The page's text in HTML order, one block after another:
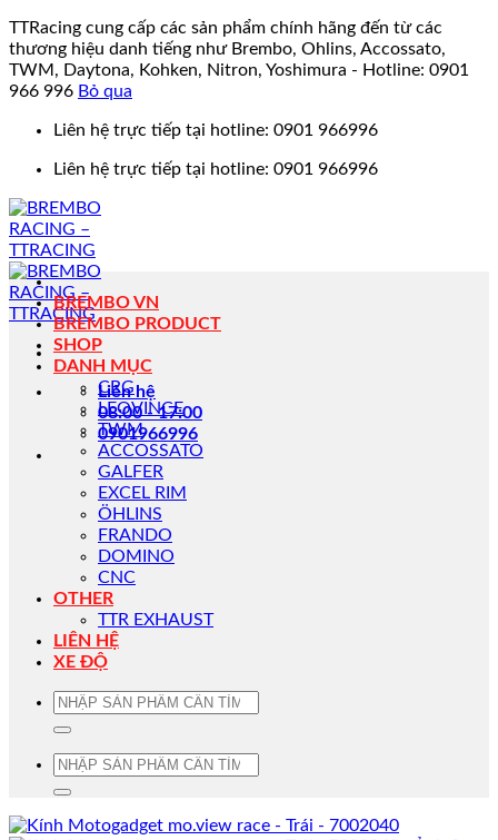
TTRacing cung cấp các sản phẩm chính hãng đến từ các
thương hiệu danh tiếng như Brembo, Ohlins, Accossato,
TWM, Daytona, Kohken, Nitron, Yoshimura - Hotline: 0901
966 996 Bỏ qua
Liên hệ trực tiếp tại hotline: 0901 966996
Liên hệ trực tiếp tại hotline: 0901 966996
Liên hệ
08:00 - 17:00
0901966996
BREMBO VN
BREMBO PRODUCT
SHOP
DANH MỤC
CRG
LEOVINCE
TWM
ACCOSSATO
GALFER
EXCEL RIM
ÖHLINS
FRANDO
DOMINO
CNC
OTHER
TTR EXHAUST
LIÊN HỆ
XE ĐỘ
Tìm
Tìm